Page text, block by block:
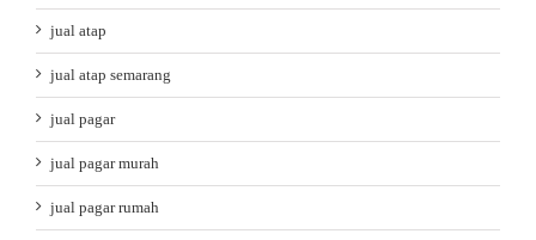
jual atap
jual atap semarang
jual pagar
jual pagar murah
jual pagar rumah